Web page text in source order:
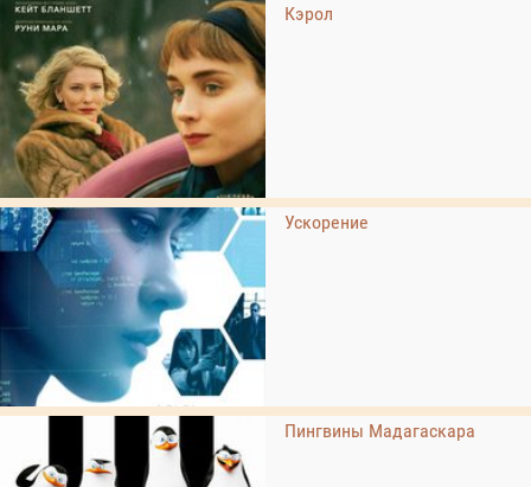
Кэрол
Ускорение
Пингвины Мадагаскара